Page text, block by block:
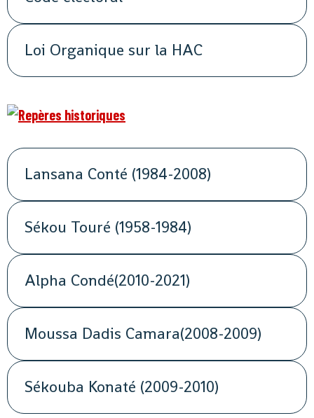
Loi Organique sur la HAC
Lansana Conté (1984-2008)
Sékou Touré (1958-1984)
Alpha Condé(2010-2021)
Moussa Dadis Camara(2008-2009)
Sékouba Konaté (2009-2010)